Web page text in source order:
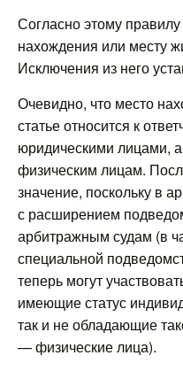
Согласно этому
нахождения или месту
Исключения из него
Очевидно, что место
статье относится к
юридическими лицами,
физическим лицам.
значение, поскольку в
с расширением
арбитражным судам (в
специальной
теперь могут
имеющие статус
так и не обладающие
— физические лица).